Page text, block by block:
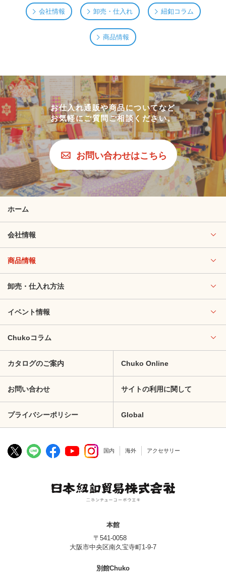
会社情報 卸売・仕入れ 紐釦コラム
商品情報
お仕入れ通販や商品についてなど
お気軽にご質問ご相談ください。
お問い合わせはこちら
ホーム
会社情報
商品情報
卸売・仕入れ方法
イベント情報
Chukoコラム
カタログのご案内 Chuko Online
お問い合わせ サイトの利用に関して
プライバシーポリシー Global
国内 海外 アクセサリー
本館
〒541-0058
大阪市中央区南久宝寺町1-9-7
別館Chuko